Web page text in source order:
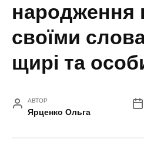
народження
своїми
щирі та
АВТОР
Ярценко Ольга